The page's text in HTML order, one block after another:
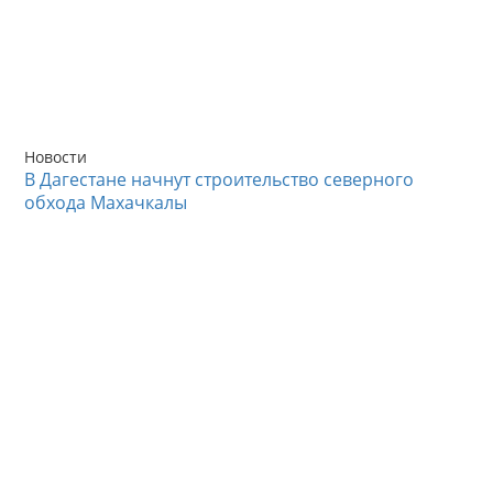
Новости
В Дагестане начнут строительство северного
обхода Махачкалы